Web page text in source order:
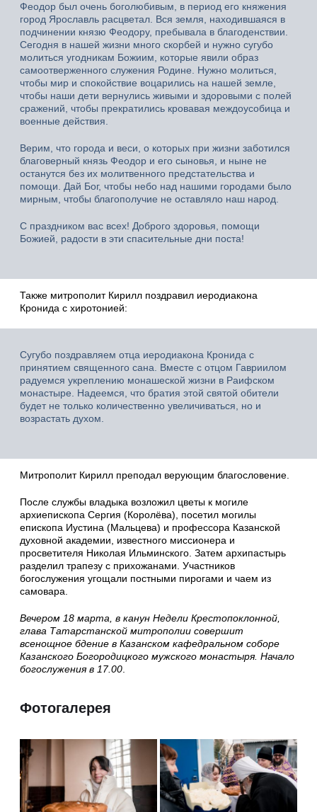
Феодор был очень боголюбивым, в период его княжения
город Ярославль расцветал. Вся земля, находившаяся в
подчинении князю Феодору, пребывала в благоденствии.
Сегодня в нашей жизни много скорбей и нужно сугубо
молиться угодникам Божиим, которые явили образ
самоотверженного служения Родине. Нужно молиться,
чтобы мир и спокойствие воцарились на нашей земле,
чтобы наши дети вернулись живыми и здоровыми с полей
сражений, чтобы прекратились кровавая междоусобица и
военные действия.
Верим, что города и веси, о которых при жизни заботился
благоверный князь Феодор и его сыновья, и ныне не
останутся без их молитвенного предстательства и
помощи. Дай Бог, чтобы небо над нашими городами было
мирным, чтобы благополучие не оставляло наш народ.
С праздником вас всех! Доброго здоровья, помощи
Божией, радости в эти спасительные дни поста!
Также митрополит Кирилл поздравил иеродиакона
Кронида с хиротонией:
Сугубо поздравляем отца иеродиакона Кронида с
принятием священного сана. Вместе с отцом Гавриилом
радуемся укреплению монашеской жизни в Раифском
монастыре. Надеемся, что братия этой святой обители
будет не только количественно увеличиваться, но и
возрастать духом.
Митрополит Кирилл преподал верующим благословение.
После службы владыка возложил цветы к могиле
архиепископа Сергия (Королёва), посетил могилы
епископа Иустина (Мальцева) и профессора Казанской
духовной академии, известного миссионера и
просветителя Николая Ильминского. Затем архипастырь
разделил трапезу с прихожанами. Участников
богослужения угощали постными пирогами и чаем из
самовара.
Вечером 18 марта, в канун Недели Крестопоклонной,
глава Татарстанской митрополии совершит
всенощное бдение в Казанском кафедральном соборе
Казанского Богородицкого мужского монастыря. Начало
богослужения в 17.00
Фотогалерея